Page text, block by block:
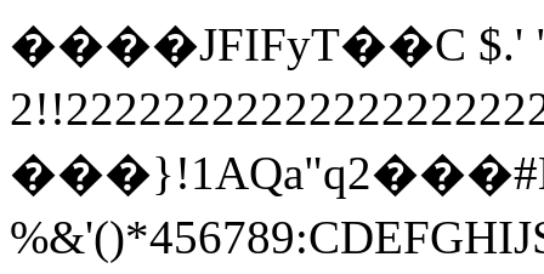
����JFIFyT��C $.'